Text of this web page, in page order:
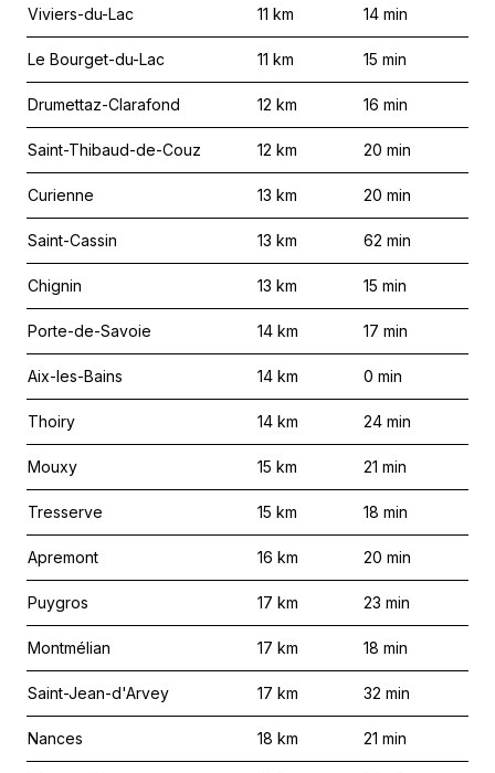
Viviers-du-Lac 11 km 14 min
Le Bourget-du-Lac 11 km 15 min
Drumettaz-Clarafond 12 km 16 min
Saint-Thibaud-de-Couz 12 km 20 min
Curienne 13 km 20 min
Saint-Cassin 13 km 62 min
Chignin 13 km 15 min
Porte-de-Savoie 14 km 17 min
Aix-les-Bains 14 km 0 min
Thoiry 14 km 24 min
Mouxy 15 km 21 min
Tresserve 15 km 18 min
Apremont 16 km 20 min
Puygros 17 km 23 min
Montmélian 17 km 18 min
Saint-Jean-d'Arvey 17 km 32 min
Nances 18 km 21 min